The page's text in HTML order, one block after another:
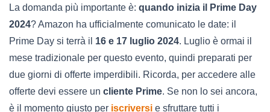
La domanda più importante è: quando inizia il Prime Day
2024? Amazon ha ufficialmente comunicato le date: il
Prime Day si terrà il 16 e 17 luglio 2024. Luglio è ormai il
mese tradizionale per questo evento, quindi preparati per
due giorni di offerte imperdibili. Ricorda, per accedere alle
offerte devi essere un cliente Prime. Se non lo sei ancora,
è il momento giusto per iscriversi e sfruttare tutti i